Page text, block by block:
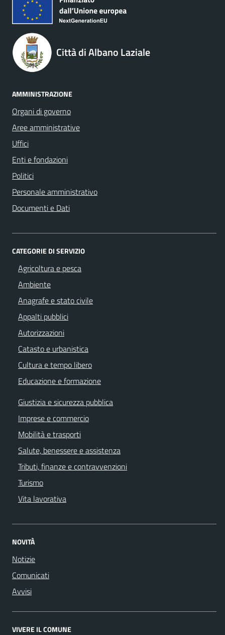
Città di Albano Laziale
AMMINISTRAZIONE
Organi di governo
Aree amministrative
Uffici
Enti e fondazioni
Politici
Personale amministrativo
Documenti e Dati
CATEGORIE DI SERVIZIO
Agricoltura e pesca
Ambiente
Anagrafe e stato civile
Appalti pubblici
Autorizzazioni
Catasto e urbanistica
Cultura e tempo libero
Educazione e formazione
Giustizia e sicurezza pubblica
Imprese e commercio
Mobilità e trasporti
Salute, benessere e assistenza
Tributi, finanze e contravvenzioni
Turismo
Vita lavorativa
NOVITÀ
Notizie
Comunicati
Avvisi
VIVERE IL COMUNE